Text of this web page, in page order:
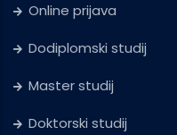
Online prijava
Dodiplomski studij
Master studij
Doktorski studij